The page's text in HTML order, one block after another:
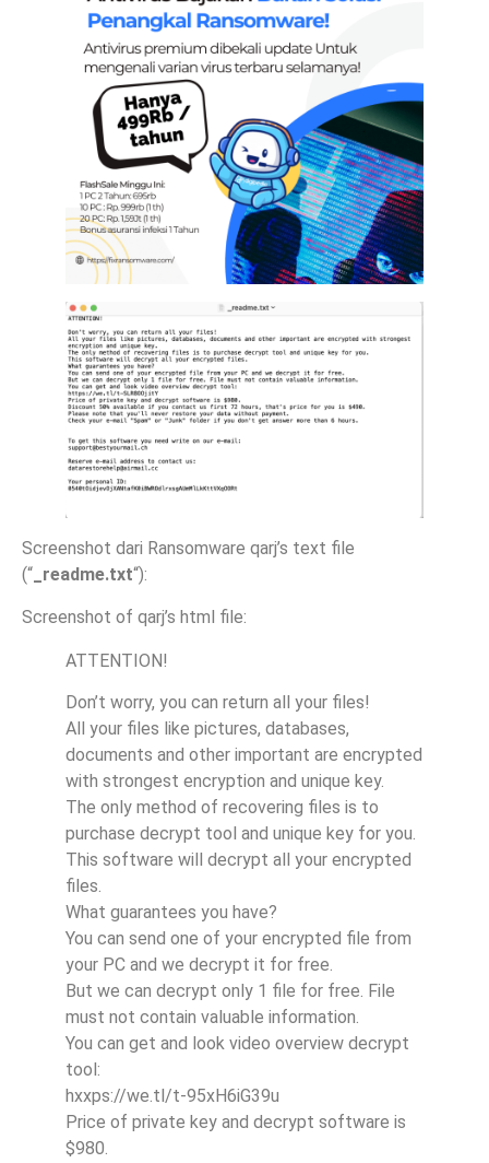
Screenshot dari Ransomware qarj’s text file
(“ _readme.txt“):
Screenshot of qarj’s html file:
ATTENTION!
Don’t worry, you can return all your files!
All your files like pictures, databases,
documents and other important are encrypted
with strongest encryption and unique key.
The only method of recovering files is to
purchase decrypt tool and unique key for you.
This software will decrypt all your encrypted
files.
What guarantees you have?
You can send one of your encrypted file from
your PC and we decrypt it for free.
But we can decrypt only 1 file for free. File
must not contain valuable information.
You can get and look video overview decrypt
tool:
hxxps://we.tl/t-95xH6iG39u
Price of private key and decrypt software is
$980.